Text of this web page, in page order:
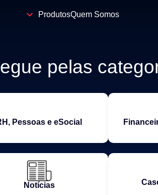
ProdutosQuem Somos
pelas
Pessoas e eSocial
Notícias